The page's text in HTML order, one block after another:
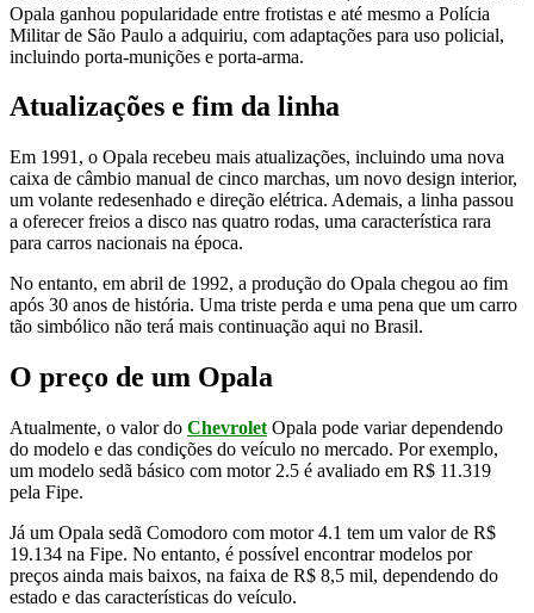
Opala ganhou popularidade entre frotistas e até mesmo a Polícia
Militar de São Paulo a adquiriu, com adaptações para uso policial,
incluindo porta-munições e porta-arma.
Atualizações e fim da linha
Em 1991, o Opala recebeu mais atualizações, incluindo uma nova
caixa de câmbio manual de cinco marchas, um novo design interior,
um volante redesenhado e direção elétrica. Ademais, a linha passou
a oferecer freios a disco nas quatro rodas, uma característica rara
para carros nacionais na época.
No entanto, em abril de 1992, a produção do Opala chegou ao fim
após 30 anos de história. Uma triste perda e uma pena que um carro
tão simbólico não terá mais continuação aqui no Brasil.
O preço de um Opala
Atualmente, o valor do Chevrolet Opala pode variar dependendo
do modelo e das condições do veículo no mercado. Por exemplo,
um modelo sedã básico com motor 2.5 é avaliado em R$ 11.319
pela Fipe.
Já um Opala sedã Comodoro com motor 4.1 tem um valor de R$
19.134 na Fipe. No entanto, é possível encontrar modelos por
preços ainda mais baixos, na faixa de R$ 8,5 mil, dependendo do
estado e das características do veículo.